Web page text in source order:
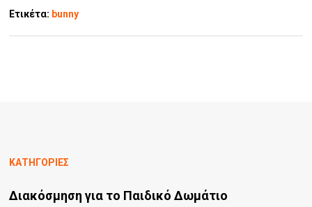
Ετικέτα: bunny
ΚΑΤΗΓΟΡΙΕΣ
Διακόσμηση για το Παιδικό Δωμάτιο